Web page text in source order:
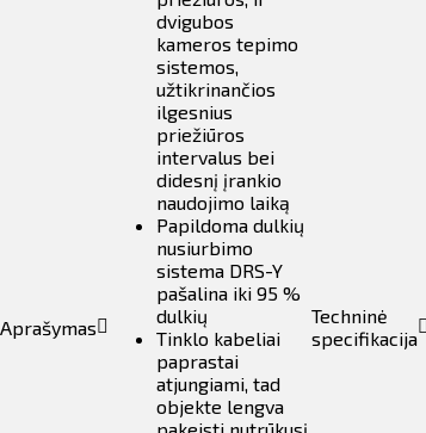
Aprašymas
dvigubos
kameros tepimo
sistemos,
užtikrinančios
ilgesnius
priežiūros
intervalus bei
didesnį įrankio
naudojimo laiką
Papildoma dulkių
nusiurbimo
sistema DRS-Y
pašalina iki 95 %
dulkių
Tinklo kabeliai
paprastai
atjungiami, tad
objekte lengva
Techninė
specifikacija